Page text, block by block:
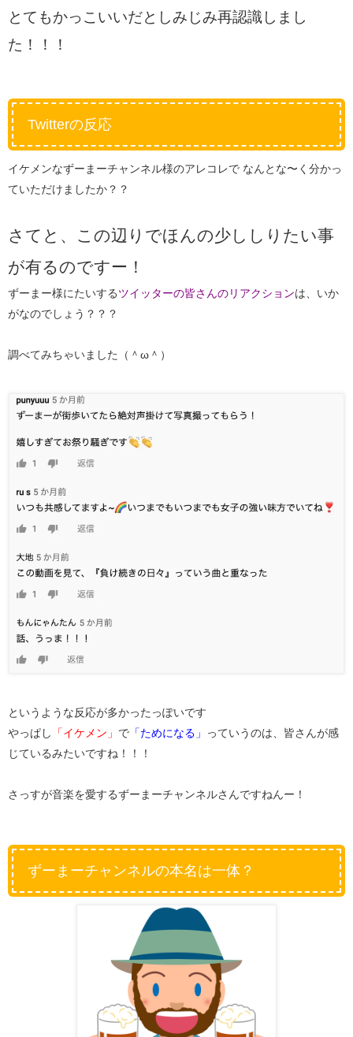
とてもかっこいいだとしみじみ再認識しまし
た！！！
Twitterの反応
イケメンなずーまーチャンネル様のアレコレで なんとな〜く分かっ
ていただけましたか？？
さてと、この辺りでほんの少ししりたい事
が有るのですー！
ずーまー様にたいする ツイッターの皆さんのリアクションは、いか
がなのでしょう？？？
調べてみちゃいました（＾ω＾）
というような反応が多かったっぽいです
やっぱし
「イケメン」 で 「ためになる」
っていうのは、皆さんが感
じているみたいですね！！！
さっすが音楽を愛するずーまーチャンネルさんですねんー！
ずーまーチャンネルの本名は一体？